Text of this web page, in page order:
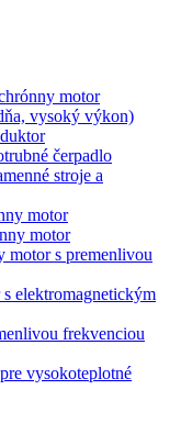
motor
vysoký výkon)
čerpadlo
stroje a
motor
motor
motor s premenlivou
elektromagnetickým
frekvenciou
vysokoteplotné